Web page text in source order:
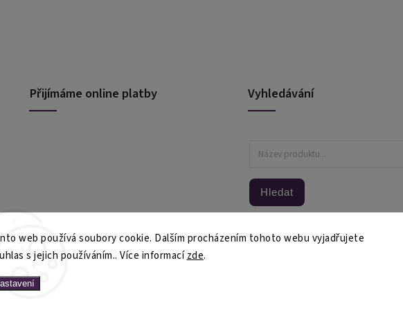
web používá soubory cookie. Dalším procházením tohoto webu vyjadřujete
s jejich používáním.. Více informacízde.
Přijímáme online platby Vyhledávání
Hledat